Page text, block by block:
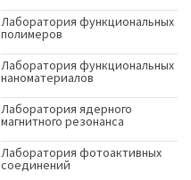
Лаборатория функциональных
полимеров
Лаборатория функциональных
наноматериалов
Лаборатория ядерного
магнитного резонанса
Лаборатория фотоактивных
соединений